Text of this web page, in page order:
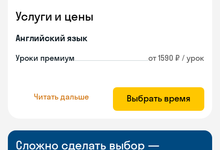
Услуги и цены
Английский язык
Уроки премиум от 1590 ₽ / урок
Читать дальше Выбрать время
Сложно сделать выбор —